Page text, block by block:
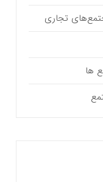
تجاری
ها